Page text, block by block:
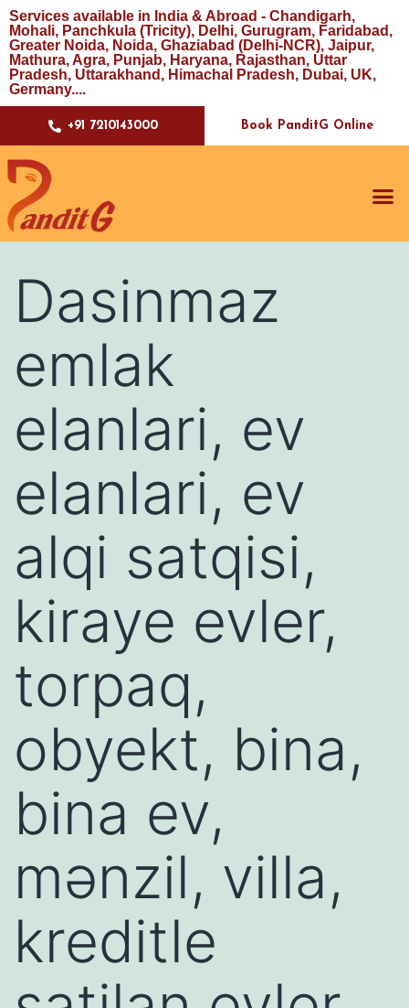
Services available in India & Abroad - Chandigarh,
Mohali, Panchkula (Tricity), Delhi, Gurugram, Faridabad,
Greater Noida, Noida, Ghaziabad (Delhi-NCR), Jaipur,
Mathura, Agra, Punjab, Haryana, Rajasthan, Uttar
Pradesh, Uttarakhand, Himachal Pradesh, Dubai, UK,
Germany....
+91 7210143000 Book PanditG Online
Dasinmaz
emlak
elanlari, ev
elanlari, ev
alqi satqisi,
kiraye evler,
torpaq,
obyekt, bina,
bina ev,
mənzil, villa,
kreditle